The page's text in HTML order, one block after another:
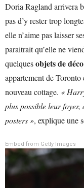
Doria Ragland arrivera
pas d’y rester trop
elle n’aime pas laisser
paraitrait qu’elle ne
quelquesobjets de déco
appartement de Toronto
nouveau cottage. «
plus possible leur
posters », explique une
Embed from Getty Images